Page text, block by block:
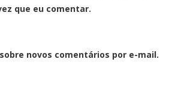
que eu comentar.
novos comentários por e-mail.